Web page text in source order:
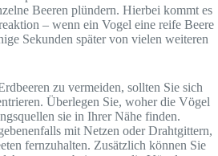
Beeren plündern. Hierbei kommt es
– wenn ein Vogel eine reife Beere
Sekunden später von vielen weiteren
zu vermeiden, sollten Sie sich
Überlegen Sie, woher die Vögel
sie in Ihrer Nähe finden.
mit Netzen oder Drahtgittern,
fernzuhalten. Zusätzlich können Sie